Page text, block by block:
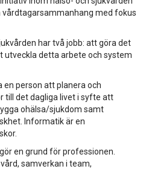
med fokus
har två jobb: att göra det
utveckla detta arbete och system
person att planera och
till det dagliga livet i syfte att
ohälsa/sjukdom samt
Informatik är en
en grund för professionen.
samverkan i team,